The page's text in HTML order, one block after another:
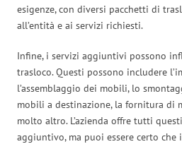
esigenze, con diversi pacchetti di
all’entità e ai servizi richiesti.
Infine, i servizi aggiuntivi possono
trasloco. Questi possono includere
l’assemblaggio dei mobili, lo
mobili a destinazione, la fornitura di
molto altro. L’azienda offre tutti
aggiuntivo, ma puoi essere certo